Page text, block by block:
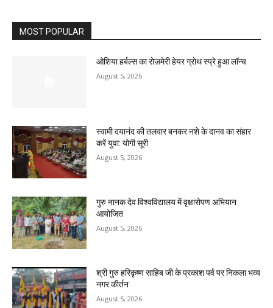
MOST POPULAR
ओशिया हर्बल्स का रोज़मेरी हेयर ग्रोथ स्प्रे हुआ लॉन्च
August 5, 2026
स्वामी दयानंद की तलवार बनकर नशे के दानव का संहार
करें युवा: योगी सूरी
August 5, 2026
गुरु नानक देव विश्वविद्यालय में वृक्षारोपण अभियान
आयोजित
August 5, 2026
श्री गुरु हरिकृष्ण साहिब जी के प्रकाश पर्व पर निकला भव्य
नगर कीर्तन
August 5, 2026